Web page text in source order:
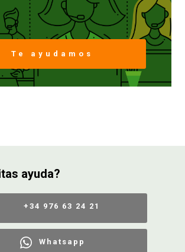
Te ayudamos
ayuda?
+34 976 63 24 21
Whatsapp